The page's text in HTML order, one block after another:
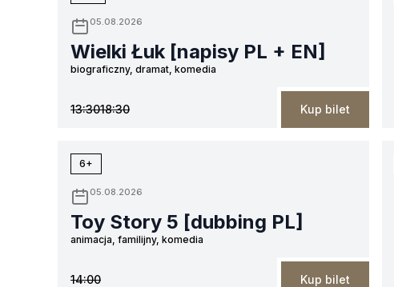
05.08.2026
Wielki Łuk [napisy PL + EN]
biograficzny, dramat, komedia
13:3018:30 Kup bilet
6+
05.08.2026
Toy Story 5 [dubbing PL]
animacja, familijny, komedia
14:00 Kup bilet